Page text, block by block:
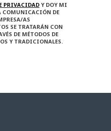
PRIVACIDAD Y DOY MI
COMUNICACIÓN DE
AS
SE TRATARÁN CON
DE MÉTODOS DE
Y TRADICIONALES.